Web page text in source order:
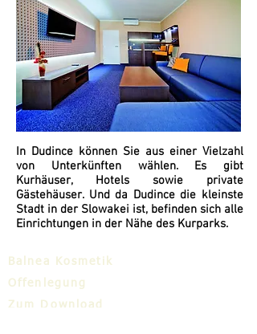
In Dudince können Sie aus einer Vielzahl
von Unterkünften wählen. Es gibt
Kurhäuser, Hotels sowie private
Gästehäuser. Und da Dudince die kleinste
Stadt in der Slowakei ist, befinden sich alle
Einrichtungen in der Nähe des Kurparks.
Balnea Kosmetik
Offenlegung
Zum Download